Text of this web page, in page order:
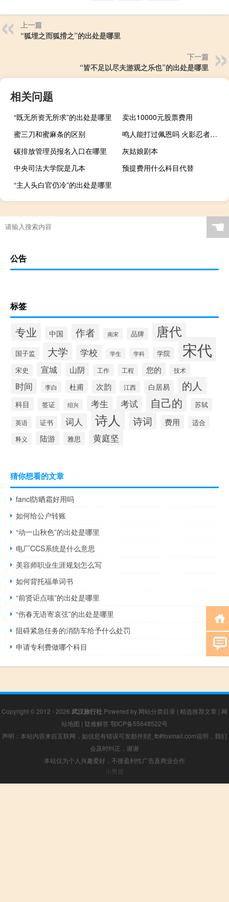
上一篇
“狐埋之而狐搰之”的出处是哪里
下一篇
“皆不足以尽夫游观之乐也”的出处是哪里
相关问题
“既无所资无所求”的出处是哪里
卖出10000元股票费用
蜜三刀和蜜麻条的区别
鸣人能打过佩恩吗 火影忍者鸣人打佩恩
碳排放管理员报名入口在哪里
灰姑娘剧本
中央司法大学院是几本
预提费用什么科目代替
“主人头白官仍冷”的出处是哪里
☚
公告
标签
专业 中国 作者 南宋 品牌 唐代
国子监 大学 学校 学生 学科 学院 宋代
宋史 宣城 山阴 工作 工程 您的 技术
时间 李白 杜甫 次韵 江西 白居易 的人
科目 签证 绍兴 考生 考试 自己的 苏轼
英语 证书 词人 诗人 诗词 费用 适合
释义 陆游 雅思 黄庭坚
猜你想看的文章
fancl防晒霜好用吗
如何给公户转账
“动一山秋色”的出处是哪里
电厂CCS系统是什么意思
美容师职业生涯规划怎么写
如何背托福单词书
“前贤讵点嗤”的出处是哪里
“伤春无语寄哀弦”的出处是哪里
阻碍紧急任务的消防车给予什么处罚
申请专利费做哪个科目
Copyright © 2012 - 2026 武汉旅行社 Powered by 网站分类目录 | 精选推荐文章 | 网
站地图 | 疑难解答 鄂ICP备55648522号
声明：本站内容来自互联网，如信息有错误可发邮件到f_fb#foxmail.com说明，我们
会及时纠正，谢谢
本站仅为个人兴趣爱好，不接盈利性广告及商业合作
小男孩